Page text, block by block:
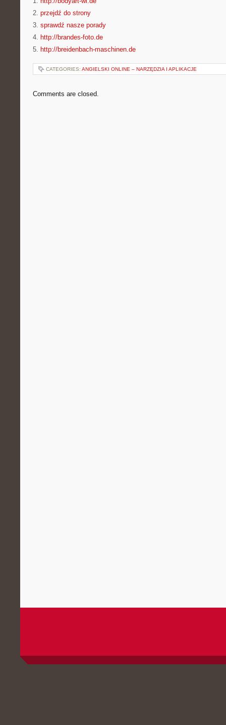
2. przejdź do strony
3. sprawdź nasze porady
4. http://brandes-foto.de
5. http://breidenbach-maschinen.de
CATEGORIES: ANGIELSKI ONLINE – NARZĘDZIA I APLIKACJE
Comments are closed.